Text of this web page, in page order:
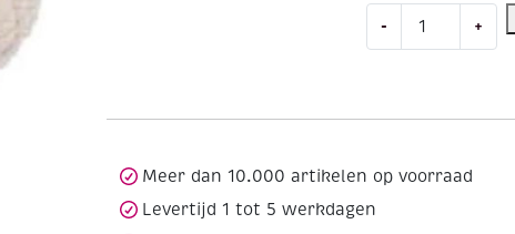
- +
Meer dan 10.000 artikelen op voorraad
Levertijd 1 tot 5 werkdagen